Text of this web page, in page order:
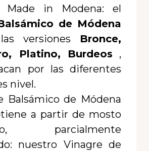
Made in Modena: el
de Módena
versiones Bronce,
Platino, Burdeos ,
por las diferentes
nivel.
Balsámico de Módena
a partir de mosto
parcialmente
nuestro Vinagre de